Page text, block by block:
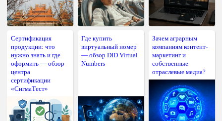
Сертификация
продукции: что
нужно знать и где
оформить — обзор
центра
сертификации
«СигмаТест»
Где купить
виртуальный номер
— обзор DID Virtual
Numbers
Зачем аграрным
компаниям контент-
маркетинг и
собственные
отраслевые медиа?